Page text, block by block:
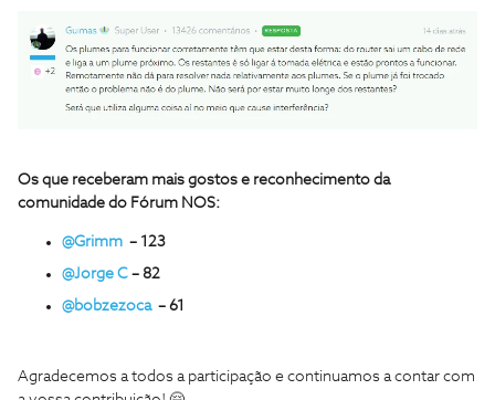
Os que receberam mais gostos e reconhecimento da
comunidade do Fórum NOS:
@Grimm – 123
@Jorge C – 82
@bobzezoca– 61
Agradecemos a todos a participação e continuamos a contar com